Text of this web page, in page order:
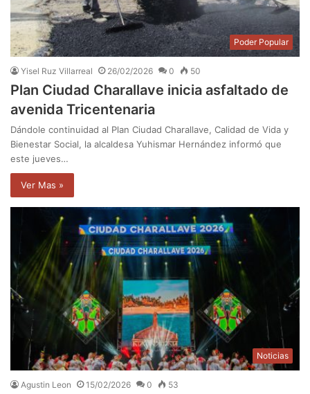
Poder Popular
Yisel Ruz Villarreal 26/02/2026 0 50
Plan Ciudad Charallave inicia asfaltado de
avenida Tricentenaria
Dándole continuidad al Plan Ciudad Charallave, Calidad de Vida y
Bienestar Social, la alcaldesa Yuhismar Hernández informó que
este jueves…
Ver Mas »
Noticias
Agustin Leon 15/02/2026 0 53